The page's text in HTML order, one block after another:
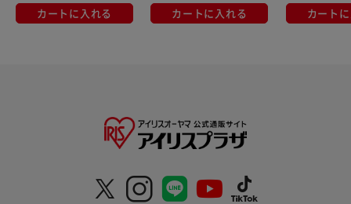
カートに入れる カートに入れる カート